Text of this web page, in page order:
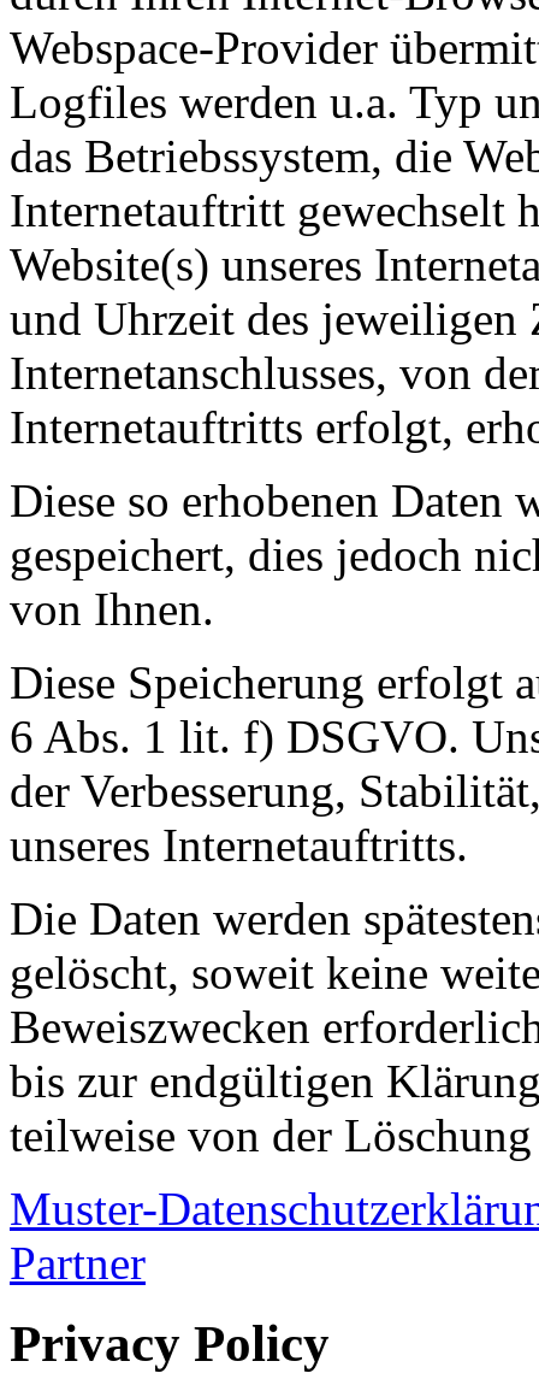
Webspace-Provider
Logfiles werden u.a. Typ
das Betriebssystem, die
Internetauftritt gewechselt
Website(s) unseres
und Uhrzeit des jeweiligen
Internetanschlusses, von
Internetauftritts erfolgt,
Diese so erhobenen Daten
gespeichert, dies jedoch
von Ihnen.
Diese Speicherung erfolgt
6 Abs. 1 lit. f) DSGVO.
der Verbesserung,
unseres Internetauftritts.
Die Daten werden
gelöscht, soweit keine
Beweiszwecken
bis zur endgültigen
teilweise von der
Muster-
Partner
Privacy Policy